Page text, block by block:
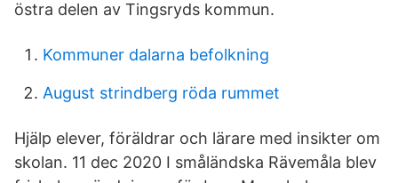
östra delen av Tingsryds kommun.
Kommuner dalarna befolkning
August strindberg röda rummet
Hjälp elever, föräldrar och lärare med insikter om
skolan. 11 dec 2020 I småländska Rävemåla blev